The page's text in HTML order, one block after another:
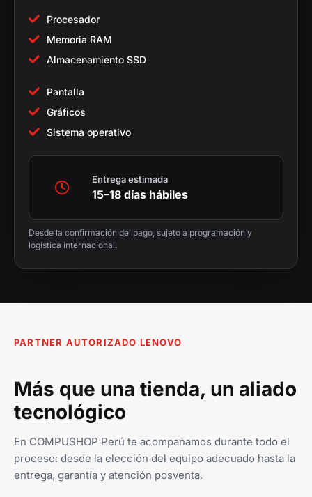
Procesador
Memoria RAM
Almacenamiento SSD
Pantalla
Gráficos
Sistema operativo
Entrega estimada
15–18 días hábiles
Desde la confirmación del pago, sujeto a programación y
logística internacional.
PARTNER AUTORIZADO LENOVO
Más que una tienda, un aliado
tecnológico
En COMPUSHOP Perú te acompañamos durante todo el
proceso: desde la elección del equipo adecuado hasta la
entrega, garantía y atención posventa.